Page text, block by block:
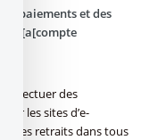
paiements et des
[a[compte
des
les sites d’e-
des retraits dans tous